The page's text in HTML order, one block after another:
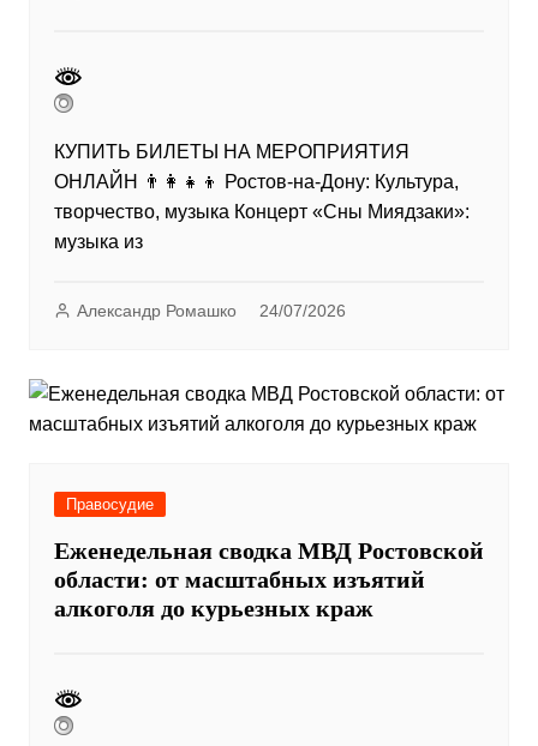
КУПИТЬ БИЛЕТЫ НА МЕРОПРИЯТИЯ
ОНЛАЙН 👨‍👩‍👧‍👦 Ростов-на-Дону: Культура,
творчество, музыка Концерт «Сны Миядзаки»:
музыка из
Александр Ромашко 24/07/2026
Правосудие
Еженедельная сводка МВД Ростовской
области: от масштабных изъятий
алкоголя до курьезных краж